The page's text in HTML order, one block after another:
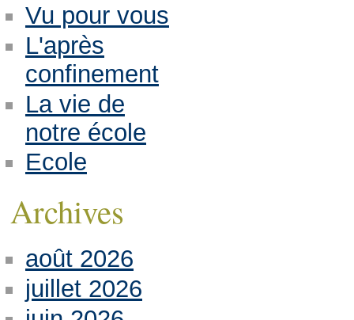
Vu pour vous
L'après
confinement
La vie de
notre école
Ecole
Archives
août 2026
juillet 2026